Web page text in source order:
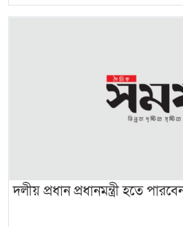
দলীয় প্রধান প্রধানমন্ত্রী হতে